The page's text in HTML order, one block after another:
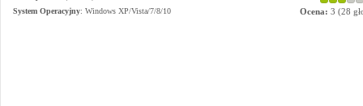
System Operacyjny: Windows XP/Vista/7/8/10 Ocena: 3 (28